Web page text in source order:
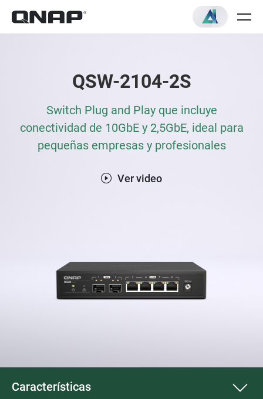
QSW-2104-2S
Switch Plug and Play que incluye
conectividad de 10GbE y 2,5GbE, ideal para
pequeñas empresas y profesionales
Ver video
Características